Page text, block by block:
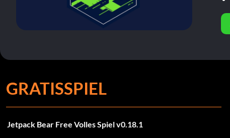
GRATISSPIEL
Jetpack Bear Free Volles Spiel v0.18.1